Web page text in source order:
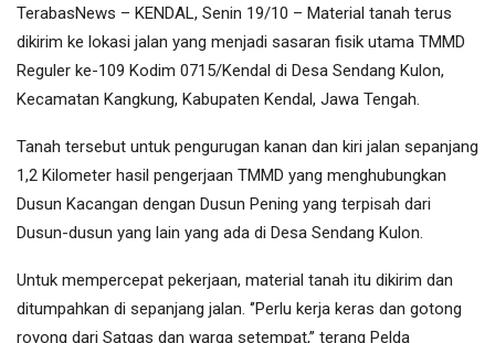
TerabasNews – KENDAL, Senin 19/10 – Material tanah terus
dikirim ke lokasi jalan yang menjadi sasaran fisik utama TMMD
Reguler ke-109 Kodim 0715/Kendal di Desa Sendang Kulon,
Kecamatan Kangkung, Kabupaten Kendal, Jawa Tengah.
Tanah tersebut untuk pengurugan kanan dan kiri jalan sepanjang
1,2 Kilometer hasil pengerjaan TMMD yang menghubungkan
Dusun Kacangan dengan Dusun Pening yang terpisah dari
Dusun-dusun yang lain yang ada di Desa Sendang Kulon.
Untuk mempercepat pekerjaan, material tanah itu dikirim dan
ditumpahkan di sepanjang jalan. ‘’Perlu kerja keras dan gotong
royong dari Satgas dan warga setempat,’’ terang Pelda